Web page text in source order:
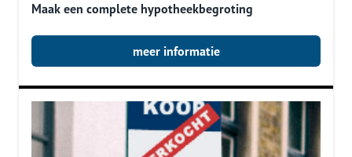
Maak een complete hypotheekbegroting
meer informatie